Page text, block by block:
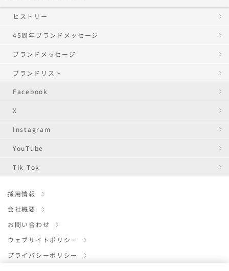
ヒストリー
45周年ブランドメッセージ
ブランドメッセージ
ブランドリスト
Facebook
X
Instagram
YouTube
Tik Tok
採用情報
会社概要
お問い合わせ
ウェブサイトポリシー
プライバシーポリシー